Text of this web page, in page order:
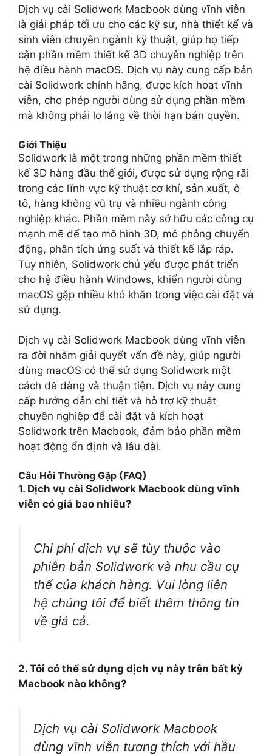
Dịch vụ cài Solidwork Macbook dùng vĩnh viễn
là giải pháp tối ưu cho các kỹ sư, nhà thiết kế và
sinh viên chuyên ngành kỹ thuật, giúp họ tiếp
cận phần mềm thiết kế 3D chuyên nghiệp trên
hệ điều hành macOS. Dịch vụ này cung cấp bản
cài Solidwork chính hãng, được kích hoạt vĩnh
viễn, cho phép người dùng sử dụng phần mềm
mà không phải lo lắng về thời hạn bản quyền.
Giới Thiệu
Solidwork là một trong những phần mềm thiết
kế 3D hàng đầu thế giới, được sử dụng rộng rãi
trong các lĩnh vực kỹ thuật cơ khí, sản xuất, ô
tô, hàng không vũ trụ và nhiều ngành công
nghiệp khác. Phần mềm này sở hữu các công cụ
mạnh mẽ để tạo mô hình 3D, mô phỏng chuyển
động, phân tích ứng suất và thiết kế lắp ráp.
Tuy nhiên, Solidwork chủ yếu được phát triển
cho hệ điều hành Windows, khiến người dùng
macOS gặp nhiều khó khăn trong việc cài đặt và
sử dụng.
Dịch vụ cài Solidwork Macbook dùng vĩnh viễn
ra đời nhằm giải quyết vấn đề này, giúp người
dùng macOS có thể sử dụng Solidwork một
cách dễ dàng và thuận tiện. Dịch vụ này cung
cấp hướng dẫn chi tiết và hỗ trợ kỹ thuật
chuyên nghiệp để cài đặt và kích hoạt
Solidwork trên Macbook, đảm bảo phần mềm
hoạt động ổn định và lâu dài.
Câu Hỏi Thường Gặp (FAQ)
1. Dịch vụ cài Solidwork Macbook dùng vĩnh
viễn có giá bao nhiêu?
Chi phí dịch vụ sẽ tùy thuộc vào
phiên bản Solidwork và nhu cầu cụ
thể của khách hàng. Vui lòng liên
hệ chúng tôi để biết thêm thông tin
về giá cả.
2. Tôi có thể sử dụng dịch vụ này trên bất kỳ
Macbook nào không?
Dịch vụ cài Solidwork Macbook
dùng vĩnh viễn tương thích với hầu